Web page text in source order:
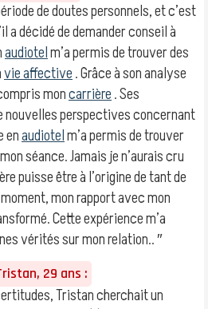
de doutes personnels, et c’est
a décidé de demander conseil à
audiotelm’a permis de trouver des
vie affective. Grâce à son analyse
moncarrière. Ses
nouvelles perspectives concernant
enaudiotelm’a permis de trouver
séance. Jamais je n’aurais cru
puisse être à l’origine de tant de
mon rapport avec mon
Cette expérience m’a
vérités sur mon relation.. ″
29 ans :
Tristan cherchait un